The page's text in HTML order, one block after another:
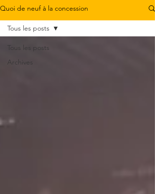
Quoi de neuf à la concession
Tous les posts
Archives
Tous les posts